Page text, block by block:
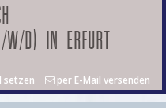
W/D) IN ERFURT
setzen per E-Mail versenden